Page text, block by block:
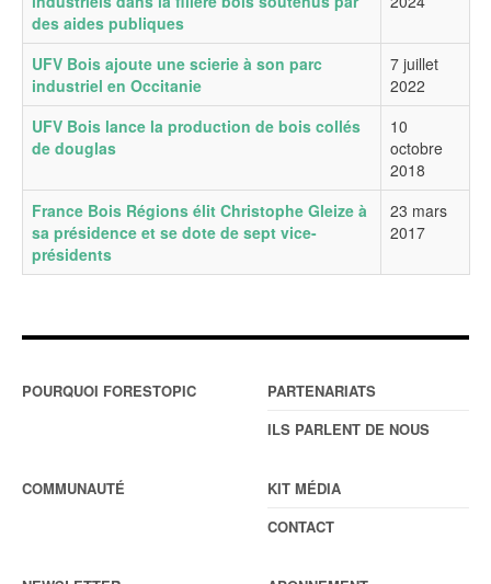
des aides publiques
UFV Bois ajoute une scierie à son parc
industriel en Occitanie
7 juillet
2022
UFV Bois lance la production de bois collés
de douglas
10
octobre
2018
France Bois Régions élit Christophe Gleize à
sa présidence et se dote de sept vice-
présidents
23 mars
2017
POURQUOI FORESTOPIC
PARTENARIATS
ILS PARLENT DE NOUS
COMMUNAUTÉ
KIT MÉDIA
CONTACT